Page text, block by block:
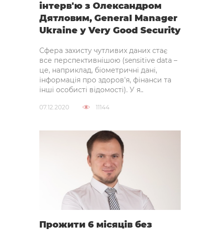
інтерв'ю з Олександром
Дятловим, General Manager
Ukraine у Very Good Security
Сфера захисту чутливих даних стає
все перспективнішою (sensitive data –
це, наприклад, біометричні дані,
інформація про здоров'я, фінанси та
інші особисті відомості). У я..
07.12.2020 11144
Прожити 6 місяців без